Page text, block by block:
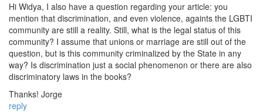
Hi Widya, I also have a question regarding your article: you
mention that discrimination, and even violence, againts the LGBTI
community are still a reality. Still, what is the legal status of this
community? I assume that unions or marriage are still out of the
question, but is this community criminalized by the State in any
way? Is discrimination just a social phenomenon or there are also
discriminatory laws in the books?
Thanks! Jorge
reply